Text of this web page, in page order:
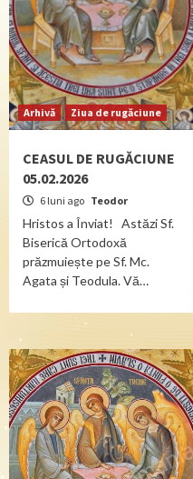
Arhivă Ziua de rugăciune
CEASUL DE RUGĂCIUNE
05.02.2026
6 luni ago Teodor
Hristos a Înviat! Astăzi Sf.
Biserică Ortodoxă
prăzmuiește pe Sf. Mc.
Agata și Teodula. Vă…